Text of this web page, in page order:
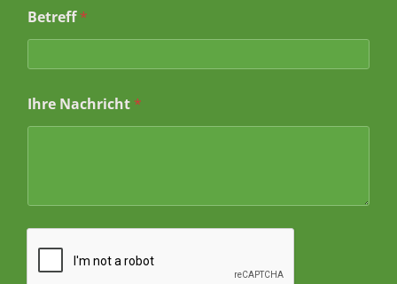
Betreff*
*
*
Ihre Nachricht *